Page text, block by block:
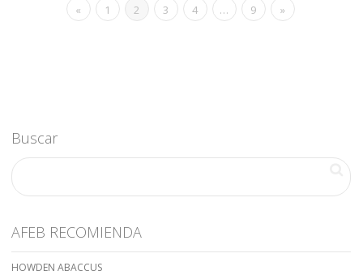
« 1 2 3 4 … 9 »
Buscar
AFEB RECOMIENDA
HOWDEN ABACCUS